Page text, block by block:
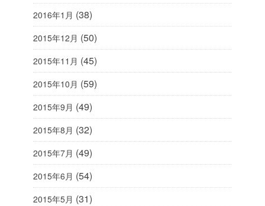
2016年1月 (38)
2015年12月 (50)
2015年11月 (45)
2015年10月 (59)
2015年9月 (49)
2015年8月 (32)
2015年7月 (49)
2015年6月 (54)
2015年5月 (31)